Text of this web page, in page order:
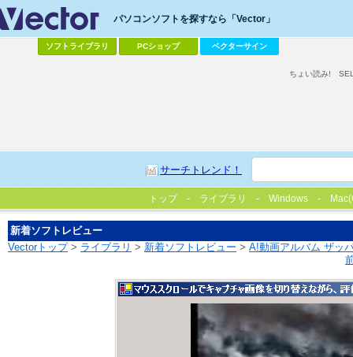
パソコンソフトを探すなら「Vector」
ソフトライブラリ PCショップ ベクターサイン
サーチトレンド！
ちょい読み!
トップ ライブラリ Windows
新着ソフトレビュー
Vectorトップ> ライブラリ > 新着ソフトレビュー > A!動画アルバム ザッ